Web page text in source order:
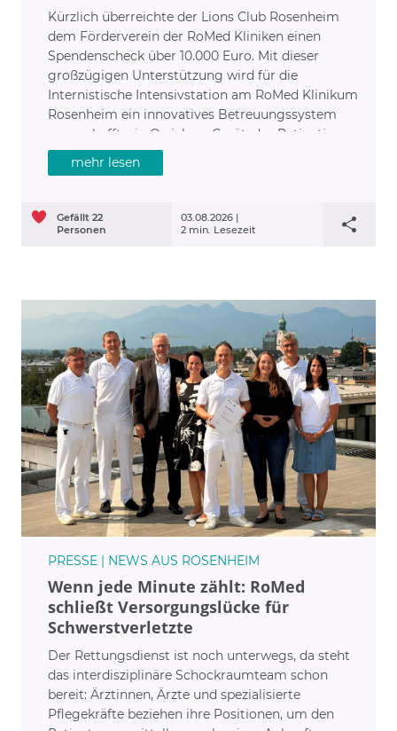
Kürzlich überreichte der Lions Club Rosenheim
dem Förderverein der RoMed Kliniken einen
Spendenscheck über 10.000 Euro. Mit dieser
großzügigen Unterstützung wird für die
Internistische Intensivstation am RoMed Klinikum
Rosenheim ein innovatives Betreuungssystem
angeschafft: ein Qwiek.up-Gerät, das Patientinnen
und Patienten während ihres Aufenthaltes
beruhigen kann und stabilisiert. Die Firma
wesentlichen Beitrag zu dieser Spendenaktion
und unterstreicht damit ihr Engagement für die
mehr lesen
03.08.2026 |
2 min. Lesezeit
Gefällt 22
Personen
PRESSE | NEWS AUS ROSENHEIM
Wenn jede Minute zählt: RoMed
schließt Versorgungslücke für
Schwerstverletzte
Der Rettungsdienst ist noch unterwegs, da steht
das interdisziplinäre Schockraumteam schon
bereit: Ärztinnen, Ärzte und spezialisierte
Pflegekräfte beziehen ihre Positionen, um den